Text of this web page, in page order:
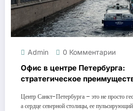
Admin 0 Комментарии
Офис в центре Петербурга:
стратегическое
Центр Санкт-Петербурга – это не просто
а сердце северной столицы, ее